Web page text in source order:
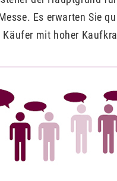
Es erwarten Sie
Käufer mit hoher